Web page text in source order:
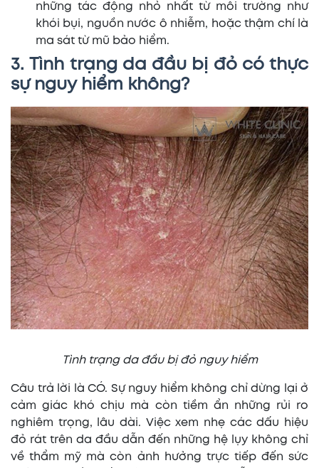
những tác động nhỏ nhất từ môi trường như
khói bụi, nguồn nước ô nhiễm, hoặc thậm chí là
ma sát từ mũ bảo hiểm.
3. Tình trạng da đầu bị đỏ có thực
sự nguy hiểm không?
Tình trạng da đầu bị đỏ nguy hiểm
Câu trả lời là CÓ. Sự nguy hiểm không chỉ dừng lại ở
cảm giác khó chịu mà còn tiềm ẩn những rủi ro
nghiêm trọng, lâu dài. Việc xem nhẹ các dấu hiệu
đỏ rát trên da đầu dẫn đến những hệ lụy không chỉ
về thẩm mỹ mà còn ảnh hưởng trực tiếp đến sức